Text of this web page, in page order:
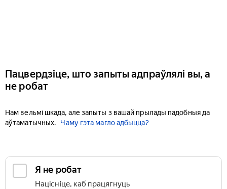
Пацвердзіце, што запыты адпраўлялі вы, а
не робат
Нам вельмі шкада, але запыты з вашай прылады падобныя да
аўтаматычных.
Чаму гэта магло адбыцца?
Я не робат
Націсніце, каб працягнуць